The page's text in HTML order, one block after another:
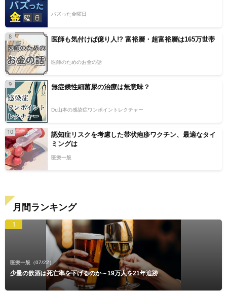
バズった金曜日
8 医師も気付けば億り人!? 富裕層・超富裕層は165万世帯
医師のためのお金の話
9 無症候性細菌尿の治療は無意味？
Dr.山本の感染症ワンポイントレクチャー
10
認知症リスクを考慮した帯状疱疹ワクチン、最適なタイ
ミングは
医療一般
月間ランキング
1
医療一般 （07/22）
少量の飲酒は死亡率を下げるのか～19万人を21年追跡